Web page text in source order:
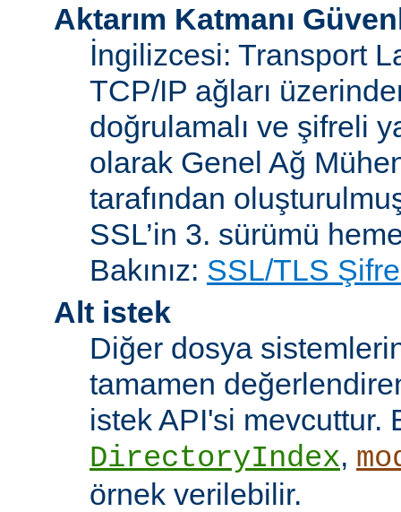
Aktarım Katmanı
İngilizcesi: Transport
TCP/IP ağları
doğrulamalı ve şifreli
olarak Genel Ağ
tarafından
SSL’in 3. sürümü
Bakınız: SSL/TLS
Alt istek
Diğer dosya
tamamen
istek API'si mevcuttur.
DirectoryIndex,
örnek verilebilir.